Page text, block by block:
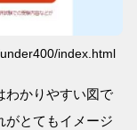
index.html
わかりやすい図で
がとてもイメージ